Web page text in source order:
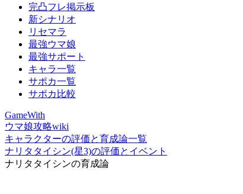
完凸フレ掲示板
新シナリオ
リセマラ
最強ウマ娘
最強サポート
キャラ一覧
サポカ一覧
サポカ比較
GameWith
ウマ娘攻略wiki
キャラクターの評価と育成論一覧
ナリタタイシン(星3)の評価とイベント
ナリタタイシンの育成論